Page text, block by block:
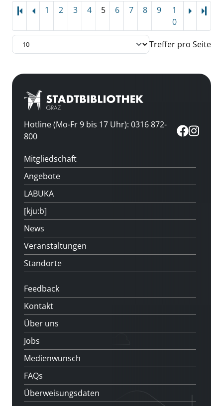
1 2 3 4 5 6 7 8 9
1
0
Treffer pro Seite
Hotline (Mo-Fr 9 bis 17 Uhr): 0316 872-
800
Mitgliedschaft
Angebote
LABUKA
[kju:b]
News
Veranstaltungen
Standorte
Feedback
Kontakt
Über uns
Jobs
Medienwunsch
FAQs
Überweisungsdaten